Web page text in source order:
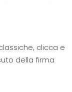
clicca e
della firma